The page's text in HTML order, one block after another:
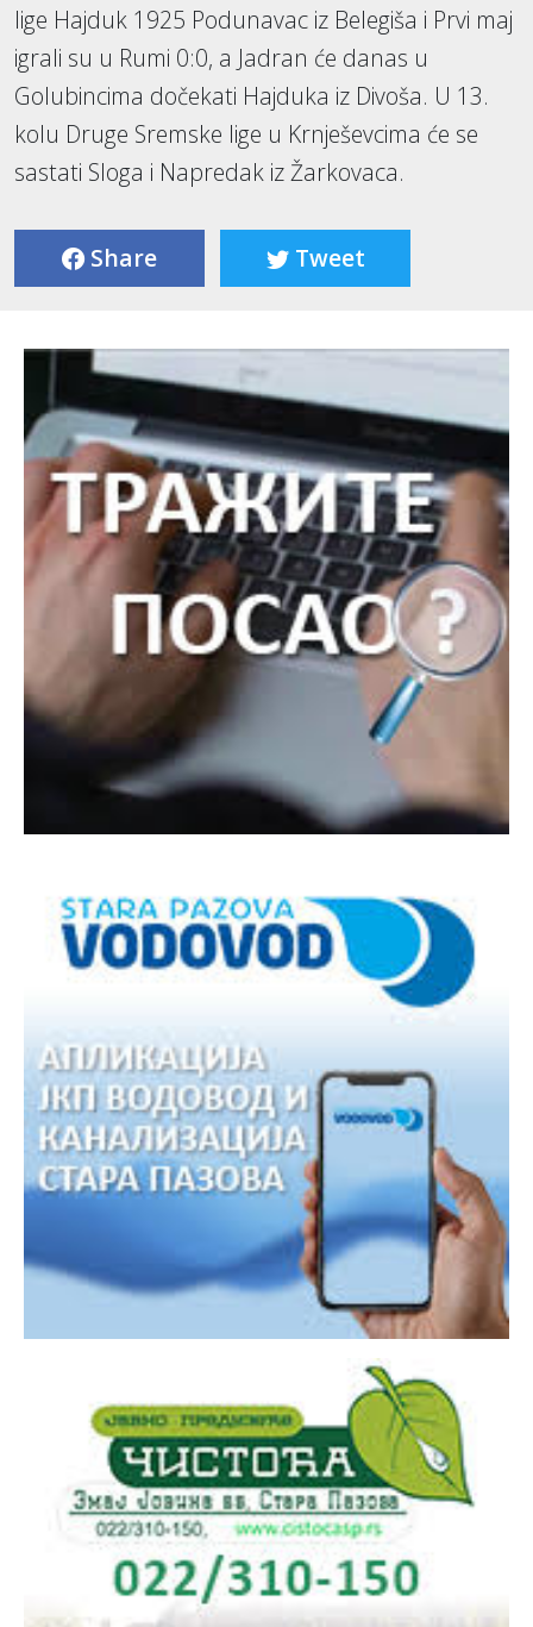
lige Hajduk 1925 Podunavac iz Belegiša i Prvi maj
igrali su u Rumi 0:0, a Jadran će danas u
Golubincima dočekati Hajduka iz Divoša. U 13.
kolu Druge Sremske lige u Krnješevcima će se
sastati Sloga i Napredak iz Žarkovaca.
Share Tweet